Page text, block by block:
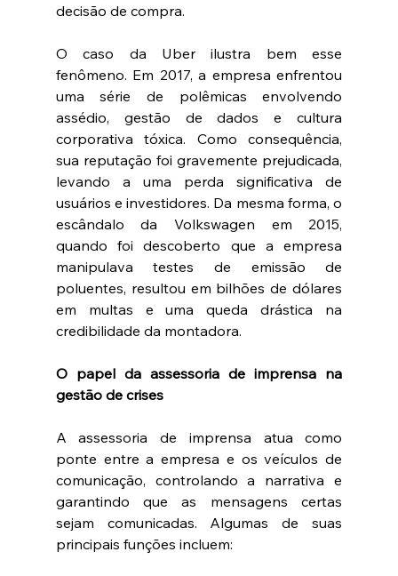
decisão de compra.
O caso da Uber ilustra bem esse
fenômeno. Em 2017, a empresa enfrentou
uma série de polêmicas envolvendo
assédio, gestão de dados e cultura
corporativa tóxica. Como consequência,
sua reputação foi gravemente prejudicada,
levando a uma perda significativa de
usuários e investidores. Da mesma forma, o
escândalo da Volkswagen em 2015,
quando foi descoberto que a empresa
manipulava testes de emissão de
poluentes, resultou em bilhões de dólares
em multas e uma queda drástica na
credibilidade da montadora.
O papel da assessoria de imprensa na
gestão de crises
A assessoria de imprensa atua como
ponte entre a empresa e os veículos de
comunicação, controlando a narrativa e
garantindo que as mensagens certas
sejam comunicadas. Algumas de suas
principais funções incluem: